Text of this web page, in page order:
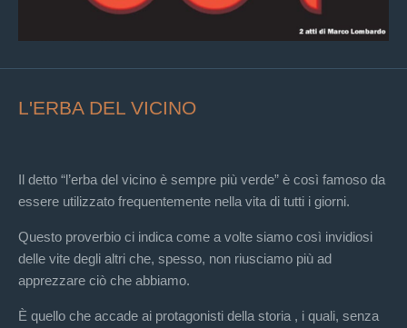
L'ERBA DEL VICINO
Il detto “l’erba del vicino è sempre più verde” è così famoso da
essere utilizzato frequentemente nella vita di tutti i giorni.
Questo proverbio ci indica come a volte siamo così invidiosi
delle vite degli altri che, spesso, non riusciamo più ad
apprezzare ciò che abbiamo.
È quello che accade ai protagonisti della storia , i quali, senza